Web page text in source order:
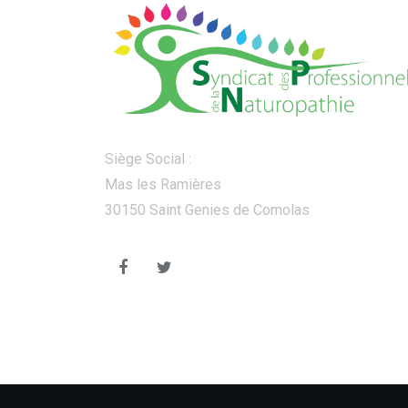
Siège Social :
Mas les Ramières
30150 Saint Genies de Comolas